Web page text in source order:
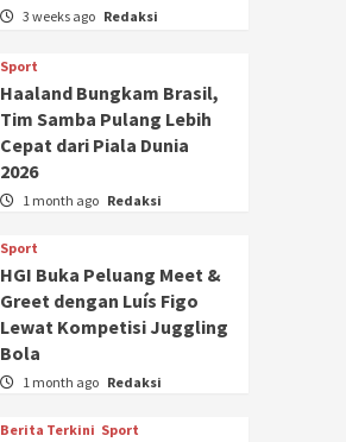
3 weeks ago Redaksi
Sport
Haaland Bungkam Brasil,
Tim Samba Pulang Lebih
Cepat dari Piala Dunia
2026
1 month ago Redaksi
Sport
HGI Buka Peluang Meet &
Greet dengan Luís Figo
Lewat Kompetisi Juggling
Bola
1 month ago Redaksi
Berita Terkini Sport